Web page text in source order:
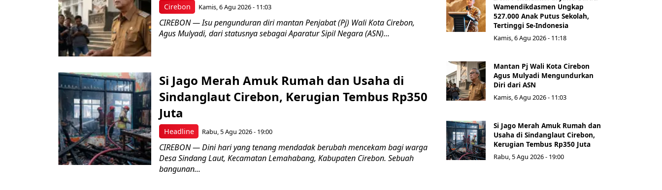
Cirebon Kamis, 6 Agu 2026 - 11:03
CIREBON — Isu pengunduran diri mantan Penjabat (Pj) Wali Kota Cirebon,
Agus Mulyadi, dari statusnya sebagai Aparatur Sipil Negara (ASN)...
Headline
Si Jago Merah Amuk Rumah dan Usaha di
Sindanglaut Cirebon, Kerugian Tembus Rp350
Juta
Rabu, 5 Agu 2026 - 19:00
CIREBON — Dini hari yang tenang mendadak berubah mencekam bagi warga
Desa Sindang Laut, Kecamatan Lemahabang, Kabupaten Cirebon. Sebuah
bangunan...
Wamendikdasmen Ungkap
527.000 Anak Putus Sekolah,
Tertinggi Se-Indonesia
Kamis, 6 Agu 2026 - 11:18
Mantan Pj Wali Kota Cirebon
Agus Mulyadi Mengundurkan
Diri dari ASN
Kamis, 6 Agu 2026 - 11:03
Si Jago Merah Amuk Rumah dan
Usaha di Sindanglaut Cirebon,
Kerugian Tembus Rp350 Juta
Rabu, 5 Agu 2026 - 19:00